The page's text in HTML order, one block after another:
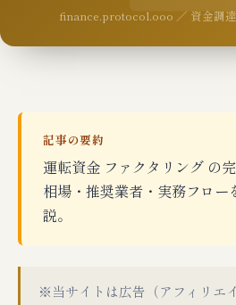
finance.protocol.ooo ／ 資金調
記事の要約
運転資金 ファクタリング の
相場・推奨業者・実務フロー
説。
※当サイトは広告（アフィリエ